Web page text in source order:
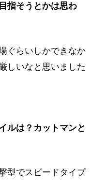
指そうとかは思わ
ぐらいしかできなか
しいなと思いました
ルは？カットマンと
型でスピードタイプ